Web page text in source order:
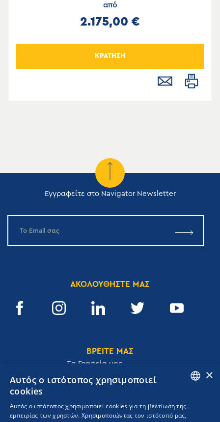
από
2.175,00 €
ΚΡΑΤΗΣΗ
Εγγραφείτε στο Navigator Newsletter
ΑΚΟΛΟΥΘΗΣΤΕ ΜΑΣ
ΒΡΕΙΤΕ ΜΑΣ
Tα Γραφεία μας
Ακαδημίας 32, 106 72, Αθήνα, Ελλάδα
T. +30 210 3609801 GREEK
×
Αυτός ο ιστότοπος χρησιμοποιεί
cookies
Αυτός ο ιστότοπος χρησιμοποιεί cookies για τη βελτίωση της
εμπειρίας των χρηστών. Χρησιμοποιώντας τον ιστότοπό μας,